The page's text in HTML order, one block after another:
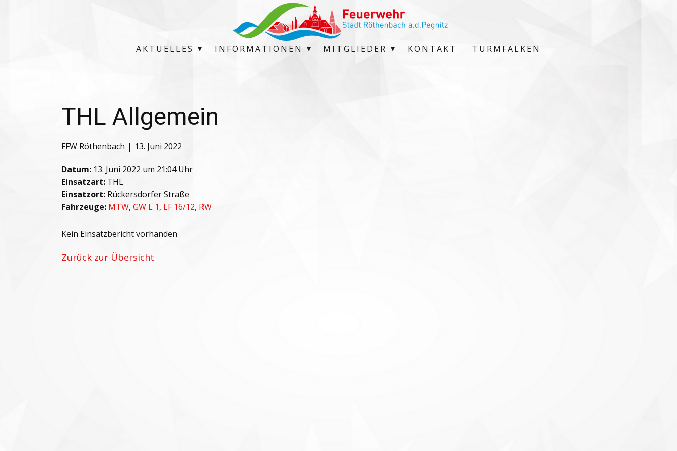
AKTUELLES INFORMATIONEN MITGLIEDER KONTAKT TURMFALKEN
THL Allgemein
FFW Röthenbach 13. Juni 2022
Datum: 13. Juni 2022 um 21:04 Uhr
Einsatzart: THL
Einsatzort: Rückersdorfer Straße
Fahrzeuge: MTW, GW L 1, LF 16/12, RW
Kein Einsatzbericht vorhanden
Zurück zur Übersicht